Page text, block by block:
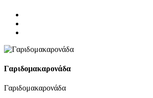
Γαριδομακαρονάδα
Γαριδομακαρονάδα